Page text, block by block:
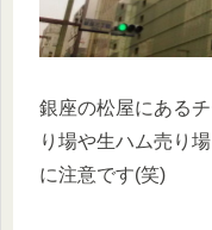
銀座の松屋にある
り場や生ハム売り
に注意です(笑)